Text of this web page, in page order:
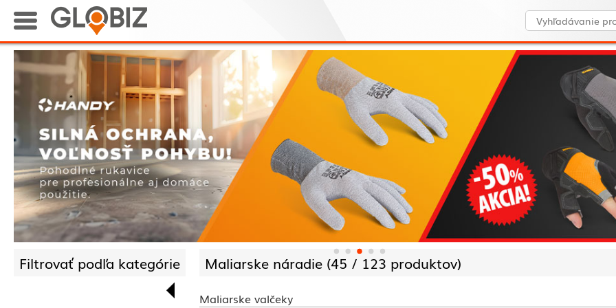
Filtrovať podľa kategórie Maliarske náradie (45 / 123 produktov)
Maliarske valčeky